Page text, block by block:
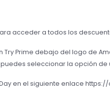
acceder a todos los
Prime debajo del logo de
seleccionar la opción de
en el siguiente enlace